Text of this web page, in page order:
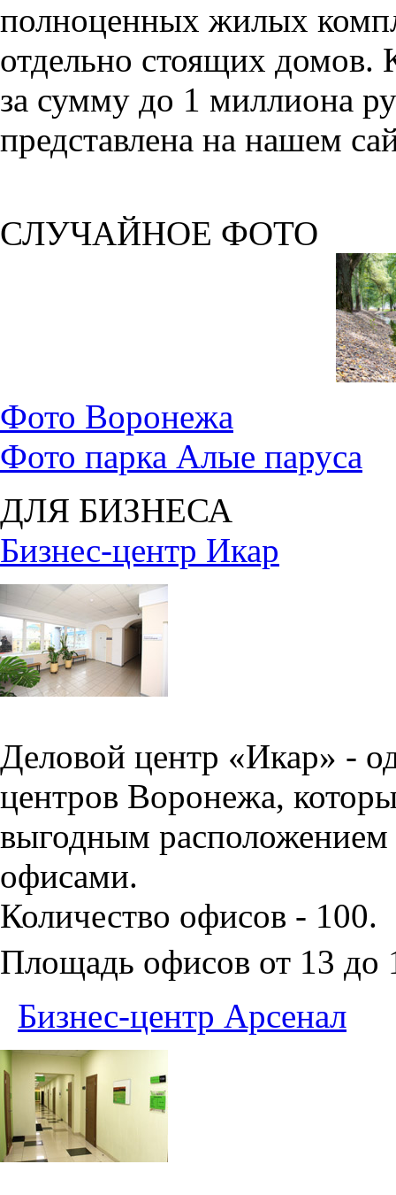
полноценных жилых
отдельно стоящих домов.
за сумму до 1 миллиона
представлена на нашем
СЛУЧАЙНОЕ ФОТО
Фото Воронежа
Фото парка Алые паруса
ДЛЯ БИЗНЕСА
Бизнес-центр Икар
Деловой центр «Икар» -
центров Воронежа,
выгодным
офисами.
Количество офисов - 100.
Площадь офисов от 13 до
Бизнес-центр Арсенал